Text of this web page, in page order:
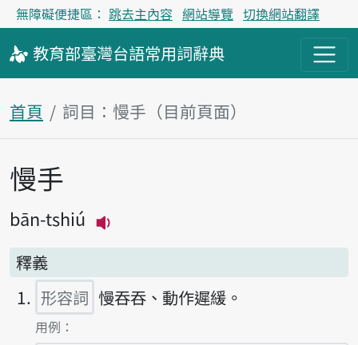
無障礙便捷區： 跳去主內容 網站導覽 切換網站翻譯
教育部臺灣台語常用詞辭典
首頁 詞目：慢手（目前頁面）
主內容區塊
慢手
bān-tshiú
釋義
形容詞 慢吞吞、動作遲緩。
第1項釋義的
用例：